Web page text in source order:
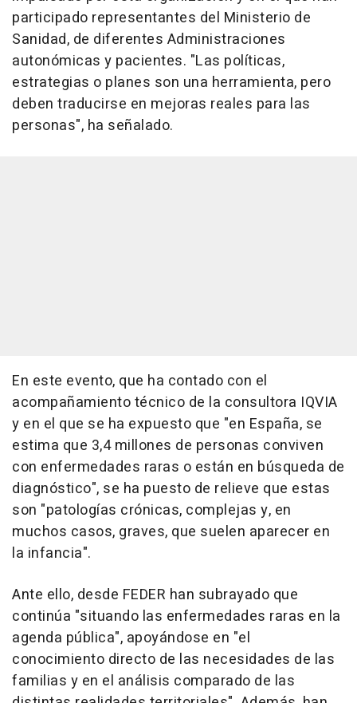
participado representantes del Ministerio de
Sanidad, de diferentes Administraciones
autonómicas y pacientes. "Las políticas,
estrategias o planes son una herramienta, pero
deben traducirse en mejoras reales para las
personas", ha señalado.
En este evento, que ha contado con el
acompañamiento técnico de la consultora IQVIA
y en el que se ha expuesto que "en España, se
estima que 3,4 millones de personas conviven
con enfermedades raras o están en búsqueda de
diagnóstico", se ha puesto de relieve que estas
son "patologías crónicas, complejas y, en
muchos casos, graves, que suelen aparecer en
la infancia".
Ante ello, desde FEDER han subrayado que
continúa "situando las enfermedades raras en la
agenda pública", apoyándose en "el
conocimiento directo de las necesidades de las
familias y en el análisis comparado de las